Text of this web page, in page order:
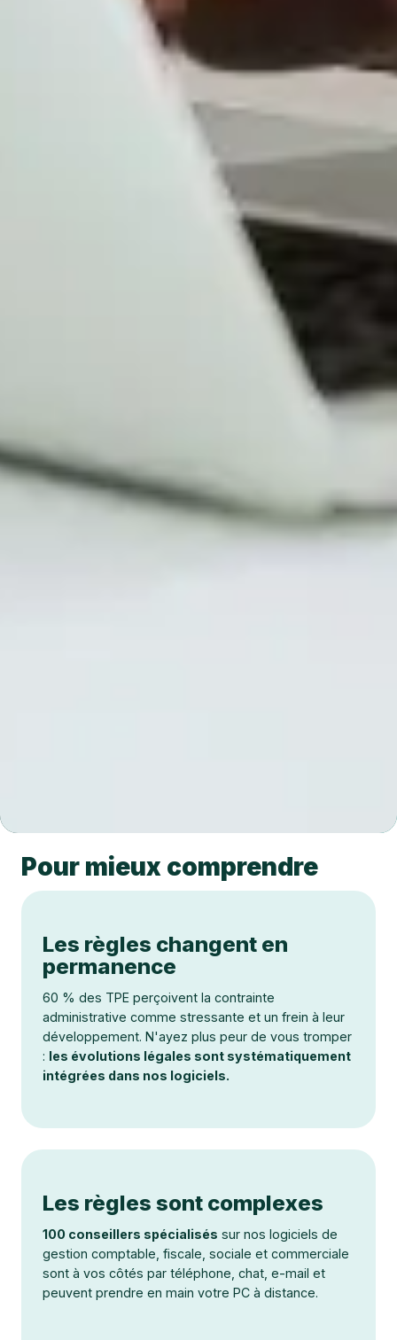
Pour mieux comprendre
Les règles changent en
permanence
60 % des TPE perçoivent la contrainte
administrative comme stressante et un frein à leur
développement. N'ayez plus peur de vous tromper
: les évolutions légales sont systématiquement
intégrées dans nos logiciels.
Les règles sont complexes
100 conseillers spécialisés sur nos logiciels de
gestion comptable, fiscale, sociale et commerciale
sont à vos côtés par téléphone, chat, e-mail et
peuvent prendre en main votre PC à distance.